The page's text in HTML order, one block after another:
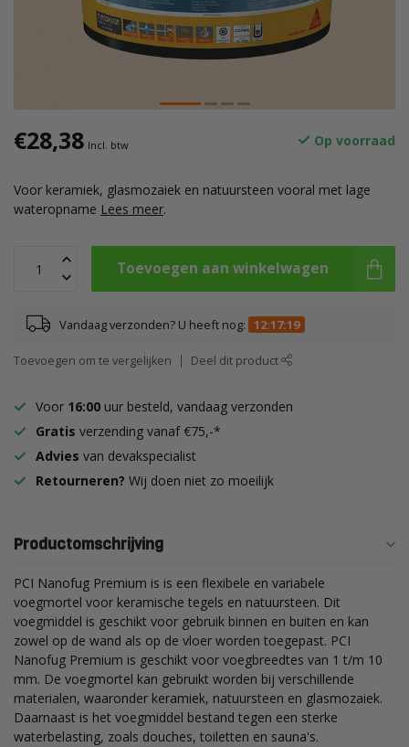
€28,38 Incl. btw Op voorraad
Voor keramiek, glasmozaiek en natuursteen vooral met lage
wateropname Lees meer.
Toevoegen aan winkelwagen
Vandaag verzonden? U heeft nog: 12:17:18
Toevoegen om te vergelijken Deel dit product
Voor 16:00 uur besteld, vandaag verzonden
Gratis verzending vanaf €75,-*
Advies van devakspecialist
Retourneren? Wij doen niet zo moeilijk
Productomschrijving
PCI Nanofug Premium is is een flexibele en variabele
voegmortel voor keramische tegels en natuursteen. Dit
voegmiddel is geschikt voor gebruik binnen en buiten en kan
zowel op de wand als op de vloer worden toegepast. PCI
Nanofug Premium is geschikt voor voegbreedtes van 1 t/m 10
mm. De voegmortel kan gebruikt worden bij verschillende
materialen, waaronder keramiek, natuursteen en glasmozaiek.
Daarnaast is het voegmiddel bestand tegen een sterke
waterbelasting, zoals douches, toiletten en sauna's.